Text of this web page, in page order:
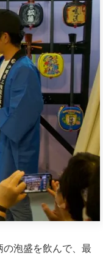
泡盛を飲んで、最